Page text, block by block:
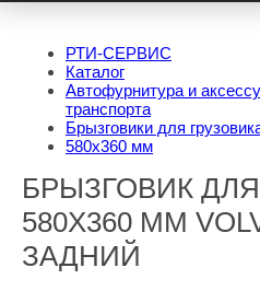
РТИ-СЕРВИС
Каталог
Автофурнитура и
транспорта
Брызговики для
580х360 мм
БРЫЗГОВИК
580Х360 ММ
ЗАДНИЙ